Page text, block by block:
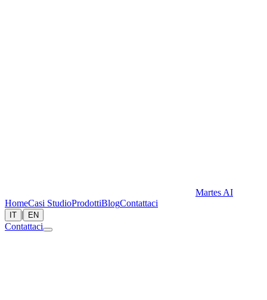
Martes AI
HomeCasi StudioProdottiBlogContattaci
IT | EN
Contattaci